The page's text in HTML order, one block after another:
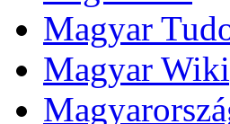
Magyar
Magyar